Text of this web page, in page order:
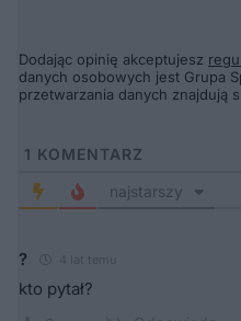
Dodając opinię akceptujesz
danych osobowych jest Grupa
przetwarzania danych znajdują
1 KOMENTARZ
najstarszy
?
kto pytał?